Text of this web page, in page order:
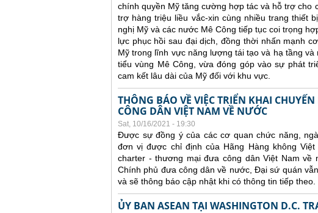
chính quyền Mỹ tăng cường hợp tác và hỗ trợ cho
trợ hàng triệu liều vắc-xin cùng nhiều trang thiết
nghị Mỹ và các nước Mê Công tiếp tục coi trọng
lực phục hồi sau đại dịch, đồng thời nhấn mạnh
Mỹ trong lĩnh vực năng lượng tái tạo và hạ tầng
tiểu vùng Mê Công, vừa đóng góp vào sự phát
cam kết lâu dài của Mỹ đối với khu vực.
THÔNG BÁO VỀ VIỆC TRIỂN KHAI
CÔNG DÂN VIỆT NAM VỀ NƯỚC
Sat, 10/16/2021 - 19:30
Được sự đồng ý của các cơ quan chức năng,
đơn vị được chỉ định của Hãng Hàng không
charter - thương mại đưa công dân Việt Nam
Chính phủ đưa công dân về nước, Đại sứ quán
và sẽ thông báo cập nhật khi có thông tin tiếp theo.
ỦY BAN ASEAN TẠI WASHINGTON D.C.